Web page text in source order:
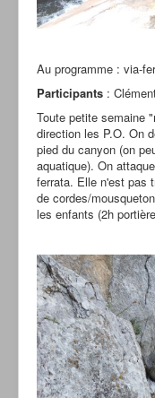
Au programme : via-
Participants :
Toute petite semaine
direction les P.O. On
pied du canyon (on
aquatique). On
ferrata. Elle n'est pas
de cordes/
les enfants (2h